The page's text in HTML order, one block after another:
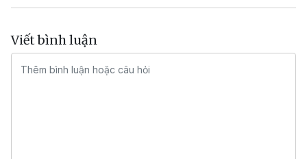
Viết bình luận